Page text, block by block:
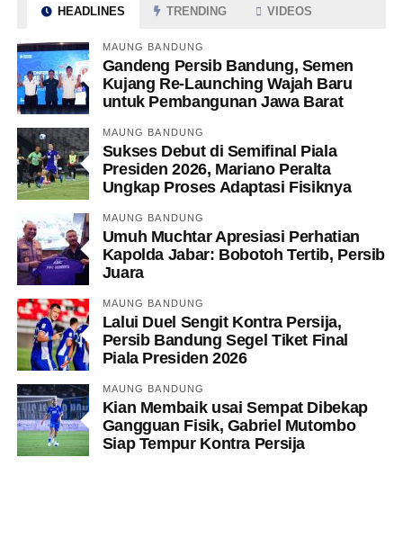
HEADLINES TRENDING VIDEOS
MAUNG BANDUNG
Gandeng Persib Bandung, Semen
Kujang Re-Launching Wajah Baru
untuk Pembangunan Jawa Barat
MAUNG BANDUNG
Sukses Debut di Semifinal Piala
Presiden 2026, Mariano Peralta
Ungkap Proses Adaptasi Fisiknya
MAUNG BANDUNG
Umuh Muchtar Apresiasi Perhatian
Kapolda Jabar: Bobotoh Tertib, Persib
Juara
MAUNG BANDUNG
Lalui Duel Sengit Kontra Persija,
Persib Bandung Segel Tiket Final
Piala Presiden 2026
MAUNG BANDUNG
Kian Membaik usai Sempat Dibekap
Gangguan Fisik, Gabriel Mutombo
Siap Tempur Kontra Persija